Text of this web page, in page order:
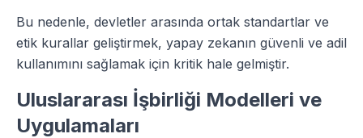
Bu nedenle, devletler arasında ortak standartlar ve
etik kurallar geliştirmek, yapay zekanın güvenli ve adil
kullanımını sağlamak için kritik hale gelmiştir.
Uluslararası İşbirliği Modelleri ve
Uygulamaları